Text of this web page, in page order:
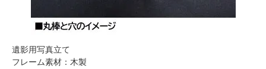
遺影用写真立て
フレーム素材：木製